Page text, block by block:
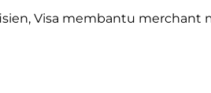
Visa membantu